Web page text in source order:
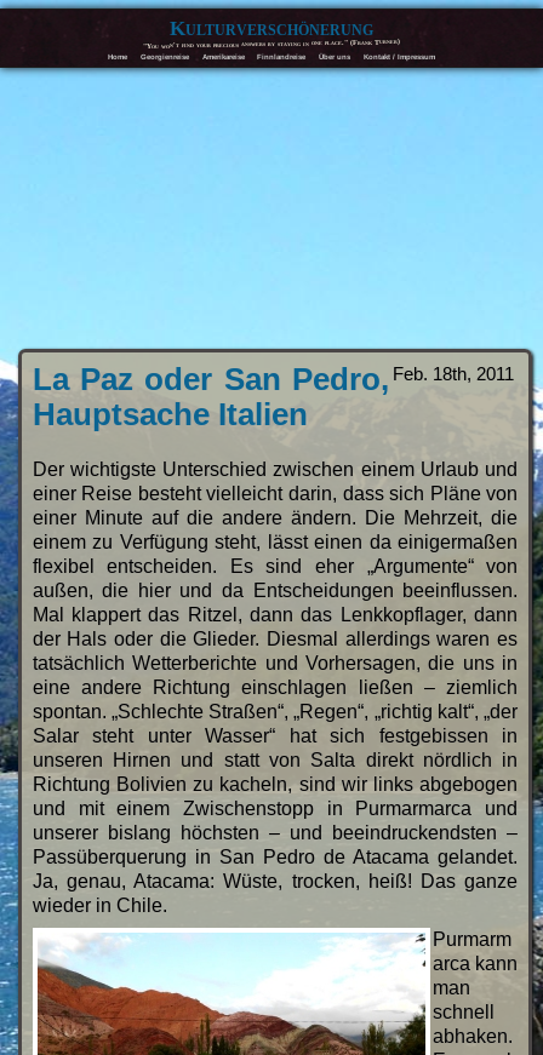
Kulturverschönerung
"You won't find your precious answers by staying in one place." (Frank Turner)
Home Georgienreise Amerikareise Finnlandreise Über uns Kontakt / Impressum
Feb. 18th, 2011
La Paz oder San Pedro,
Hauptsache Italien
Der wichtigste Unterschied zwischen einem Urlaub und
einer Reise besteht vielleicht darin, dass sich Pläne von
einer Minute auf die andere ändern. Die Mehrzeit, die
einem zu Verfügung steht, lässt einen da einigermaßen
flexibel entscheiden. Es sind eher „Argumente“ von
außen, die hier und da Entscheidungen beeinflussen.
Mal klappert das Ritzel, dann das Lenkkopflager, dann
der Hals oder die Glieder. Diesmal allerdings waren es
tatsächlich Wetterberichte und Vorhersagen, die uns in
eine andere Richtung einschlagen ließen – ziemlich
spontan. „Schlechte Straßen“, „Regen“, „richtig kalt“, „der
Salar steht unter Wasser“ hat sich festgebissen in
unseren Hirnen und statt von Salta direkt nördlich in
Richtung Bolivien zu kacheln, sind wir links abgebogen
und mit einem Zwischenstopp in Purmarmarca und
unserer bislang höchsten – und beeindruckendsten –
Passüberquerung in San Pedro de Atacama gelandet.
Ja, genau, Atacama: Wüste, trocken, heiß! Das ganze
wieder in Chile.
Purmarm
arca kann
man
schnell
abhaken.